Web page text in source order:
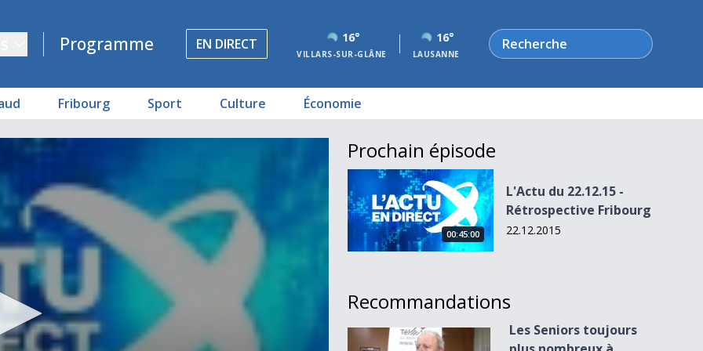
Programme EN DIRECT 16°
VILLARS-SUR-GLÂNE
16°
LAUSANNE
Rechercher
Fribourg Sport Culture Économie
pas Prochain épisode
L&#039;Actu du 22.12.15 - Rétrospective Fribourg
00:45:00
L'Actu du 22.12.15 -
Rétrospective Fribourg
22.12.2015
Recommandations
Les Seniors toujours plus nombreux à appeler la main
Les Seniors toujours